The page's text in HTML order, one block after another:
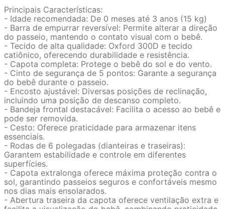
Principais Características:
- Idade recomendada: De 0 meses até 3 anos (15 kg)
- Barra de empurrar reversível: Permite alterar a direção
do passeio, mantendo o contato visual com o bebê.
- Tecido de alta qualidade: Oxford 300D e tecido
catiônico, oferecendo durabilidade e resistência.
- Capota completa: Protege o bebê do sol e do vento.
- Cinto de segurança de 5 pontos: Garante a segurança
do bebê durante o passeio.
- Encosto ajustável: Diversas posições de reclinação,
incluindo uma posição de descanso completo.
- Bandeja frontal destacável: Facilita o acesso ao bebê e
pode ser removida.
- Cesto: Oferece praticidade para armazenar itens
essenciais.
- Rodas de 6 polegadas (dianteiras e traseiras):
Garantem estabilidade e controle em diferentes
superfícies.
- Capota extralonga oferece máxima proteção contra o
sol, garantindo passeios seguros e confortáveis mesmo
nos dias mais ensolarados.
- Abertura traseira da capota oferece ventilação extra e